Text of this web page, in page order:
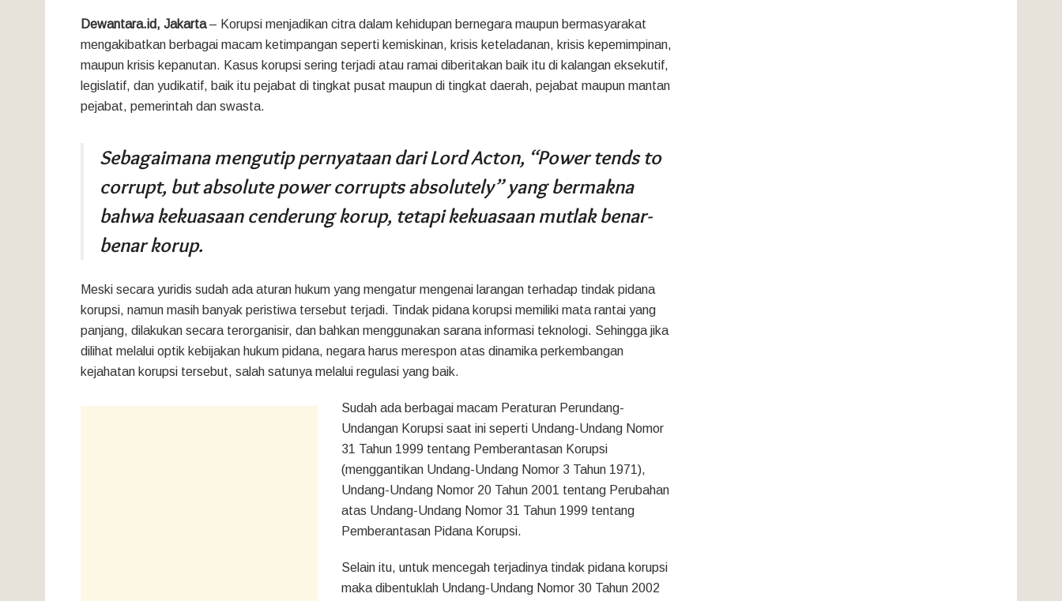
Dewantara.id, Jakarta– Korupsi menjadikan citra dalam kehidupan bernegara maupun bermasyarakat
mengakibatkan berbagai macam ketimpangan seperti kemiskinan, krisis keteladanan, krisis kepemimpinan,
maupun krisis kepanutan. Kasus korupsi sering terjadi atau ramai diberitakan baik itu di kalangan eksekutif,
legislatif, dan yudikatif, baik itu pejabat di tingkat pusat maupun di tingkat daerah, pejabat maupun mantan
pejabat, pemerintah dan swasta.
Sebagaimana mengutip pernyataan dari Lord Acton, “Power tends to
corrupt, but absolute power corrupts absolutely” yang bermakna
bahwa kekuasaan cenderung korup, tetapi kekuasaan mutlak benar-
benar korup.
Meski secara yuridis sudah ada aturan hukum yang mengatur mengenai larangan terhadap tindak pidana
korupsi, namun masih banyak peristiwa tersebut terjadi. Tindak pidana korupsi memiliki mata rantai yang
panjang, dilakukan secara terorganisir, dan bahkan menggunakan sarana informasi teknologi. Sehingga jika
dilihat melalui optik kebijakan hukum pidana, negara harus merespon atas dinamika perkembangan
kejahatan korupsi tersebut, salah satunya melalui regulasi yang baik.
Sudah ada berbagai macam Peraturan Perundang-
Undangan Korupsi saat ini seperti Undang-Undang Nomor
31 Tahun 1999 tentang Pemberantasan Korupsi
(menggantikan Undang-Undang Nomor 3 Tahun 1971),
Undang-Undang Nomor 20 Tahun 2001 tentang Perubahan
atas Undang-Undang Nomor 31 Tahun 1999 tentang
Pemberantasan Pidana Korupsi.
Selain itu, untuk mencegah terjadinya tindak pidana korupsi
maka dibentuklah Undang-Undang Nomor 30 Tahun 2002